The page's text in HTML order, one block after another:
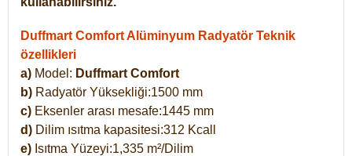
Duffmart Comfort Alüminyum Radyatör Teknik
özellikleri
a) Model: Duffmart Comfort
b) Radyatör Yüksekliği:1500 mm
c) Eksenler arası mesafe:1445 mm
d) Dilim ısıtma kapasitesi:312 Kcall
e) Isıtma Yüzeyi:1,335 m²/Dilim